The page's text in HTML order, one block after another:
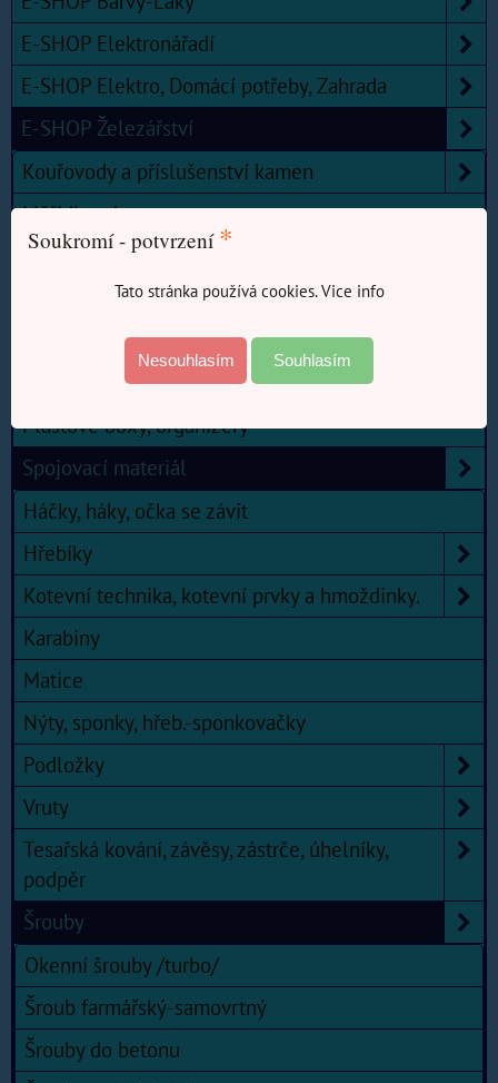
E-SHOP Elektronářadí
E-SHOP Elektro, Domácí potřeby, Zahrada
E-SHOP Železářství
Kouřovody a příslušenství kamen
Měřidla, pásma, metry.
Nářadí
Nástroje, broušení, řezání.
Odpadové potřeby
Plastové boxy, organizéry
Spojovací materiál
Háčky, háky, očka se závit
Hřebíky
Kotevní technika, kotevní prvky a hmoždinky.
Karabiny
Matice
Nýty, sponky, hřeb.-sponkovačky
Podložky
Vruty
Tesařská kování, závěsy, zástrče, úhelníky,
podpěr
Šrouby
Okenní šrouby /turbo/
Šroub farmářský-samovrtný
Šrouby do betonu
Soukromí - potvrzení *
Tato stránka používá cookies. Vice info
Nesouhlasím Souhlasím